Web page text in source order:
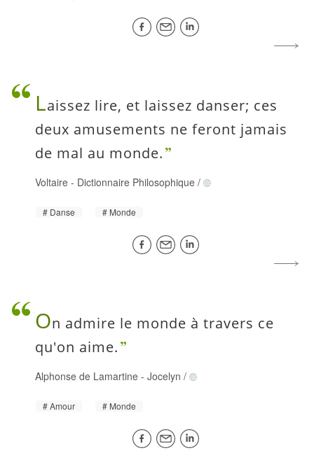
Laissez lire, et laissez danser; ces
deux amusements ne feront jamais
de mal au monde.
Voltaire - Dictionnaire Philosophique /
Danse Monde
On admire le monde à travers ce
qu'on aime.
Alphonse de Lamartine - Jocelyn /
Amour Monde